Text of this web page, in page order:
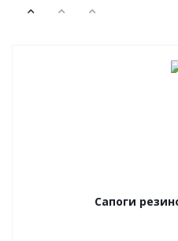
Сапоги